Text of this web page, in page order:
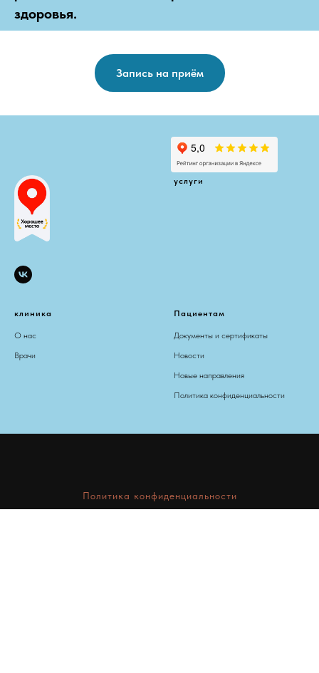
здоровья.
Запись на приём
услуги
клиника
О нас
Врачи
Пациентам
Документы и сертификаты
Новости
Новые направления
Политика конфиденциальности
Политика конфиденциальности